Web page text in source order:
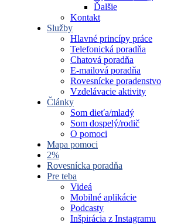
Ďalšie
Kontakt
Služby
Hlavné princípy práce
Telefonická poradňa
Chatová poradňa
E-mailová poradňa
Rovesnícke poradenstvo
Vzdelávacie aktivity
Články
Som dieťa/mladý
Som dospelý/rodič
O pomoci
Mapa pomoci
2%
Rovesnícka poradňa
Pre teba
Videá
Mobilné aplikácie
Podcasty
Inšpirácia z Instagramu